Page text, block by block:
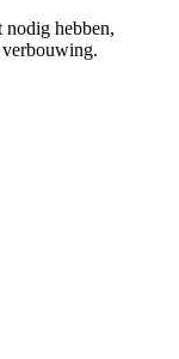
nodig hebben,